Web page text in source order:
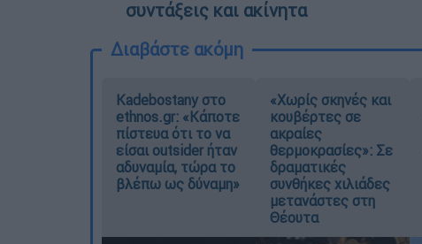
συντάξεις και ακίνητα
Διαβάστε ακόμη
Kadebostany στο
ethnos.gr: «Κάποτε
πίστευα ότι το να
είσαι outsider ήταν
αδυναμία, τώρα το
βλέπω ως δύναμη»
«Χωρίς σκηνές και
κουβέρτες σε
ακραίες
θερμοκρασίες»: Σε
δραματικές
συνθήκες χιλιάδες
μετανάστες στη
Θέουτα